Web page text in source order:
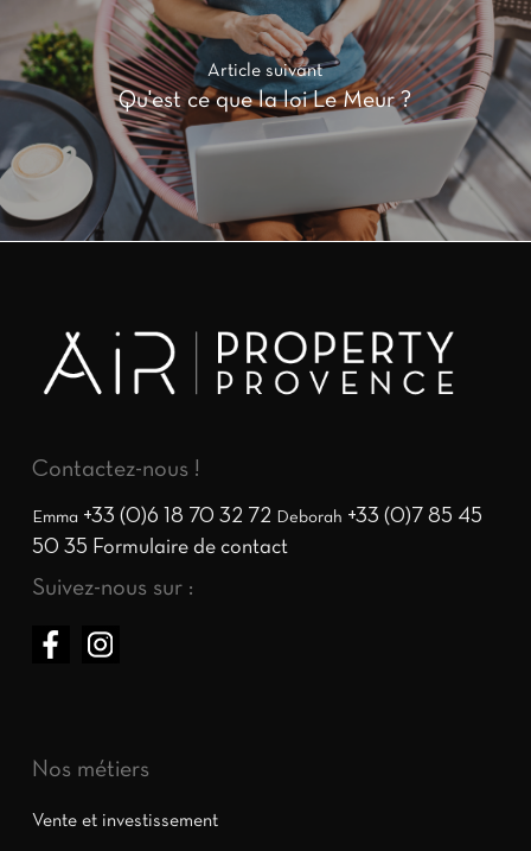
Article suivant
Qu'est ce que la loi Le Meur ?
Contactez-nous !
Emma +33 (0)6 18 70 32 72 Deborah +33 (0)7 85 45
50 35 Formulaire de contact
Suivez-nous sur :
Nos métiers
Vente et investissement